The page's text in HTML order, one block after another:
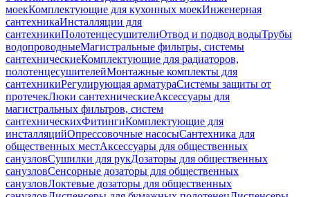
моекКомплектующие для кухонных моекИнженерная
сантехникаИнсталляции для
сантехникиПолотенцесушителиОтвод и подвод водыТрубы
водопроводныеМагистральные фильтры, системы
сантехническиеКомплектующие для радиаторов,
полотенцесушителейМонтажные комплекты для
сантехникиРегулирующая арматураСистемы защиты от
протечекЛюки сантехническиеАксессуары для
магистральных фильтров, систем
сантехническихФитингиКомплектующие для
инсталляцийОпрессовочные насосыСантехника для
общественных местАксессуары для общественных
санузловСушилки для рукДозаторы для общественных
санузловСенсорные дозаторы для общественных
санузловЛоктевые дозаторы для общественных